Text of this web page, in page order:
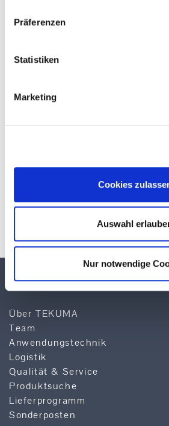
Präferenzen
Statistiken
Marketing
Cookies
Auswahl
Nur notwendige
Fax
TEKUMA KUNSTSTOFF
Über TEKUMA
Team
Anwendungstechnik
Logistik
Qualität & Service
Produktsuche
Lieferprogramm
Sonderposten